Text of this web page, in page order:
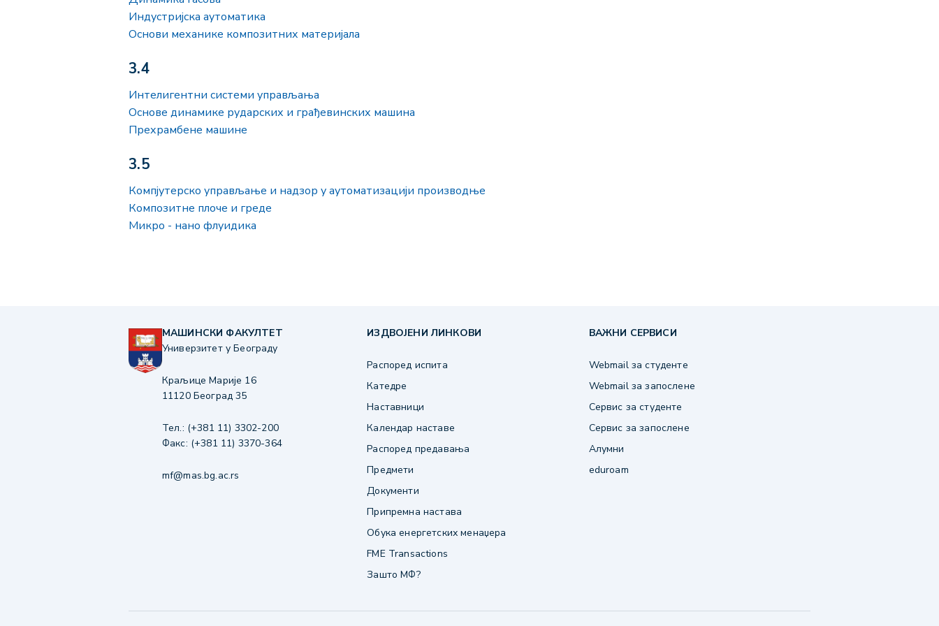
Индустријска аутоматика
Основи механике композитних материјала
3.4
Интелигентни системи управљања
Основе динамике рударских и грађевинских машина
Прехрамбене машине
3.5
Компјутерско управљање и надзор у аутоматизацији производње
Композитне плоче и греде
Микро - нано флуидика
МАШИНСКИ ФАКУЛТЕТ
Универзитет у Београду
Краљице Марије 16
11120 Београд 35
Тел.: (+381 11) 3302-200
Факс: (+381 11) 3370-364
mf@mas.bg.ac.rs
ИЗДВОЈЕНИ ЛИНКОВИ
Распоред испита
Катедре
Наставници
Календар наставе
Распоред предавања
Предмети
Документи
Припремна настава
Обука енергетских менаџера
FME Transactions
Зашто МФ?
ВАЖНИ СЕРВИСИ
Webmail за студенте
Webmail за запослене
Сервис за студенте
Сервис за запослене
Алумни
eduroam